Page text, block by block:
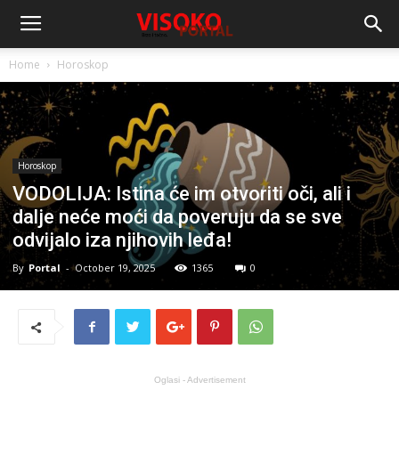
Home Horoskop
Horoskop
VODOLIJA: Istina će im otvoriti oči, ali i
dalje neće moći da poveruju da se sve
odvijalo iza njihovih leđa!
By Portal - October 19, 2025 1365 0
Oglasi - Advertisement